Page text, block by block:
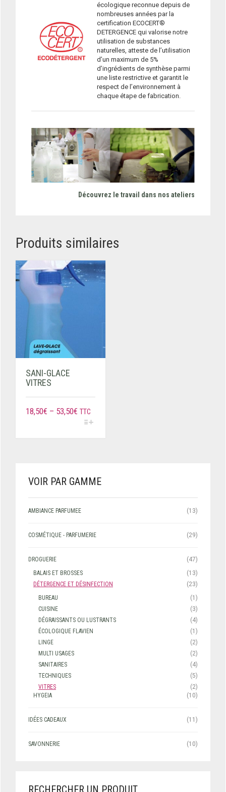
écologique reconnue depuis de
nombreuses années par la
certification ECOCERT®
DETERGENCE qui valorise notre
utilisation de substances
naturelles, atteste de l’utilisation
d’un maximum de 5%
d’ingrédients de synthèse parmi
une liste restrictive et garantit le
respect de l’environnement à
chaque étape de fabrication.
Découvrez le travail dans nos ateliers
Produits similaires
SANI-GLACE
VITRES
18,50€ – 53,50€ TTC
VOIR PAR GAMME
AMBIANCE PARFUMEE (13)
COSMÉTIQUE - PARFUMERIE (29)
DROGUERIE
(47)
BALAIS ET BROSSES
(13)
DÉTERGENCE ET DÉSINFECTION
(23)
BUREAU
(1)
CUISINE
(3)
DÉGRAISSANTS OU LUSTRANTS
(4)
ÉCOLOGIQUE FLAVIEN
(1)
LINGE
(2)
MULTI USAGES
(2)
SANITAIRES
(4)
TECHNIQUES
(5)
VITRES
(2)
HYGEIA
(10)
IDÉES CADEAUX (11)
SAVONNERIE (10)